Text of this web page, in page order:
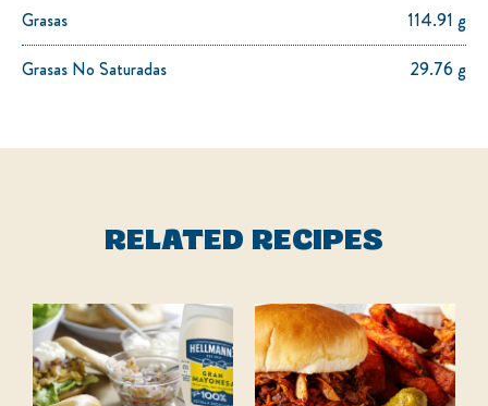
Grasas
114.91 g
Grasas No Saturadas
29.76 g
RELATED RECIPES